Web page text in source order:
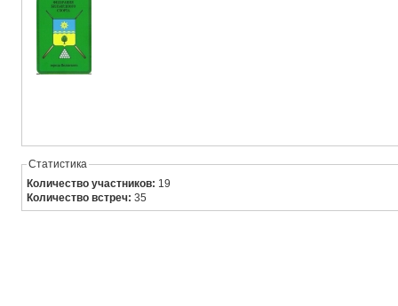
Статистика
Количество участников: 19
Количество встреч:35